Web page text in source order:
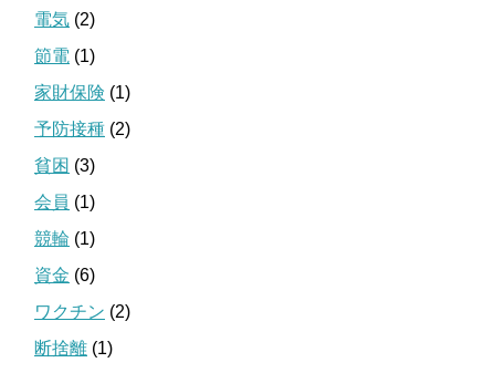
電気 (2)
節電 (1)
家財保険 (1)
予防接種 (2)
貧困 (3)
会員 (1)
競輪 (1)
資金 (6)
ワクチン (2)
断捨離 (1)